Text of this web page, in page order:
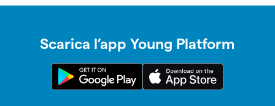
Scarica l’app Young Platform